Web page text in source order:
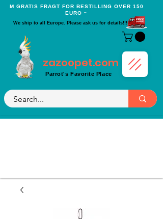
Μ GRATIS FRAGT FOR BESTILLING OVER 150
EURO ~
We ship to all Europe. Please ask us for details!!!
zazoopet.com
Parrot's Favorite Place